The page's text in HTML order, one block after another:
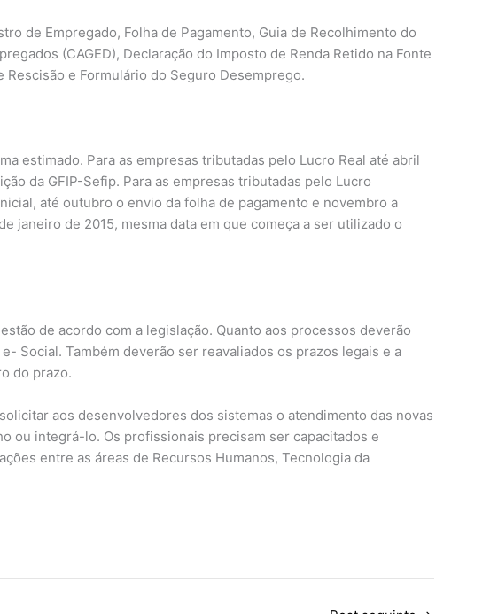
de Empregado, Folha de Pagamento, Guia de Recolhimento do
(CAGED), Declaração do Imposto de Renda Retido na Fonte
e Formulário do Seguro Desemprego.
estimado. Para as empresas tributadas pelo Lucro Real até abril
da GFIP-Sefip. Para as empresas tributadas pelo Lucro
até outubro o envio da folha de pagamento e novembro a
janeiro de 2015, mesma data em que começa a ser utilizado o
de acordo com a legislação. Quanto aos processos deverão
Social. Também deverão ser reavaliados os prazos legais e a
do prazo.
aos desenvolvedores dos sistemas o atendimento das novas
ou integrá-lo. Os profissionais precisam ser capacitados e
entre as áreas de Recursos Humanos, Tecnologia da